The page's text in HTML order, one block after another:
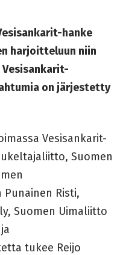
hanke
harjoitteluun niin
on järjestetty
Vesisankarit-
Suomen
Punainen Risti,
Suomen Uimaliitto
tukee Reijo